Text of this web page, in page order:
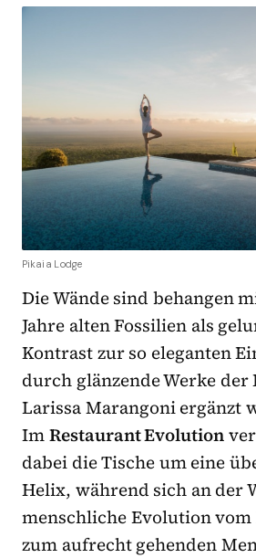
Pikaia Lodge
Die Wände sind behangen
Jahre alten Fossilien als
Kontrast zur so eleganten
durch glänzende Werke
Larissa Marangoni ergänzt
ImRestaurant Evolution
dabei die Tische um eine
Helix, während sich an der
menschliche Evolution
zum aufrecht gehenden